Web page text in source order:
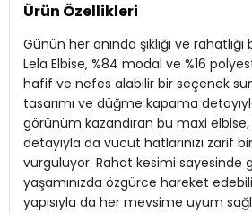
Model:Elbise
Giyim Tarzı:Günlük/Casual
Materyal: % 84 Modal % 16 Polyester
Yaka Tipi:Klasik Yaka
Kapama Şekli: Düğme ve Kemerli
Kol Tipi: Uzun Kol
Kumaş Tipi:Dokuma
Ürün Özellikleri
Günün her anında şıklığı ve
Lela Elbise, %84 modal ve %16
hafif ve nefes alabilir bir seçenek
tasarımı ve düğme kapama
görünüm kazandıran bu maxi
detayıyla da vücut hatlarınızı zarif
vurguluyor. Rahat kesimi sayesinde
yaşamınızda özgürce hareket
yapısıyla da her mevsime uyum